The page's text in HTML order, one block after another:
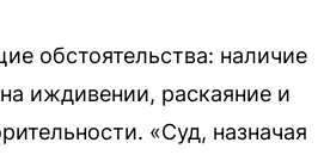
обстоятельства: наличие
иждивении, раскаяние и
«Суд, назначая